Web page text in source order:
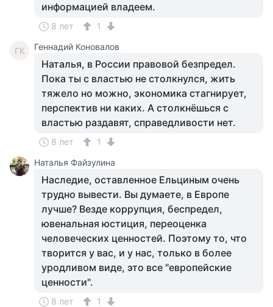
информацией владеем.
8 лет 1
ГК Геннадий Коновалов
Наталья, в России правовой безпредел.
Пока ты с властью не столкнулся, жить
тяжело но можно, экономика стагнирует,
перспектив ни каких. А столкнёшься с
властью раздавят, справедливости нет.
8 лет
1
Наталья Файзулина
Наследие, оставленное Ельциным очень
трудно вывести. Вы думаете, в Европе
лучше? Везде коррупция, беспредел,
ювенальная юстиция, переоценка
человеческих ценностей. Поэтому то, что
творится у вас, и у нас, только в более
уродливом виде, это все "европейские
ценности".
8 лет 1